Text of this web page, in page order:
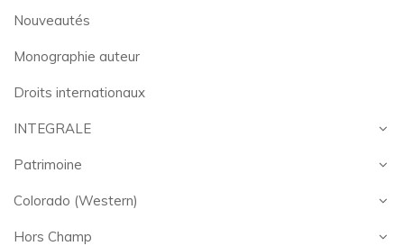
Nouveautés
Monographie auteur
Droits internationaux
INTEGRALE
Patrimoine
Colorado (Western)
Hors Champ